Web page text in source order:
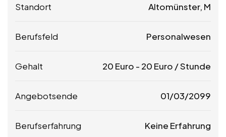
Standort Altomünster, M
Berufsfeld Personalwesen
Gehalt 20 Euro - 20 Euro / Stunde
Angebotsende 01/03/2099
Berufserfahrung Keine Erfahrung